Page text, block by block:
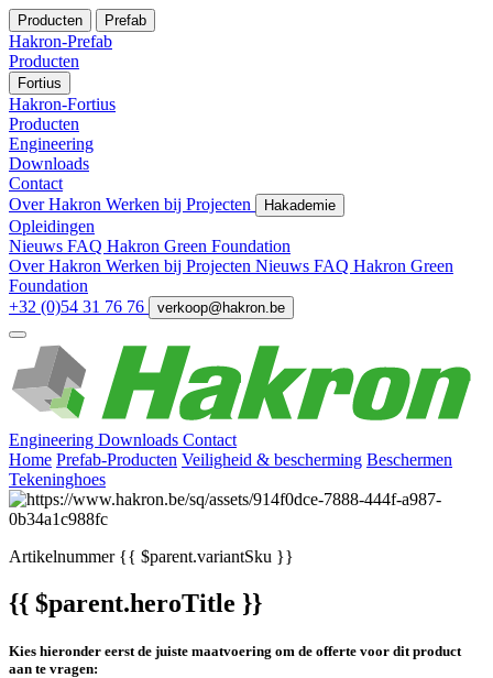
Producten Prefab
Hakron-Prefab
Producten
Fortius
Hakron-Fortius
Producten
Engineering
Downloads
Contact
Over Hakron Werken bij Projecten Hakademie
Opleidingen
Nieuws FAQ Hakron Green Foundation
Over Hakron Werken bij Projecten Nieuws FAQ Hakron Green
Foundation
+32 (0)54 31 76 76
verkoop@hakron.be
Engineering Downloads Contact
Home Prefab-Producten Veiligheid & bescherming Beschermen
Tekeninghoes
Artikelnummer{{ $parent.variantSku }}
{{ $parent.heroTitle }}
Kies hieronder eerst de juiste maatvoering om de offerte voor dit product
aan te vragen: